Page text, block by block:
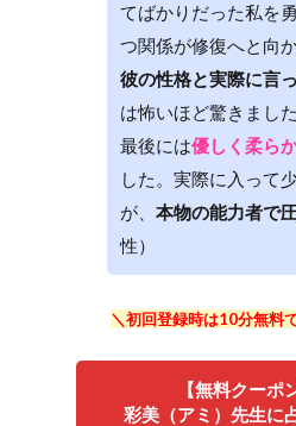
てばかりだった私を
つ関係が修復へと向
彼の性格と実際に言
は怖いほど驚きまし
最後には優しく柔ら
した。実際に入って
が、 本物の能力者で
性）
＼初回登録時は10分無料
【無料クーポ
彩美（アミ）先生に